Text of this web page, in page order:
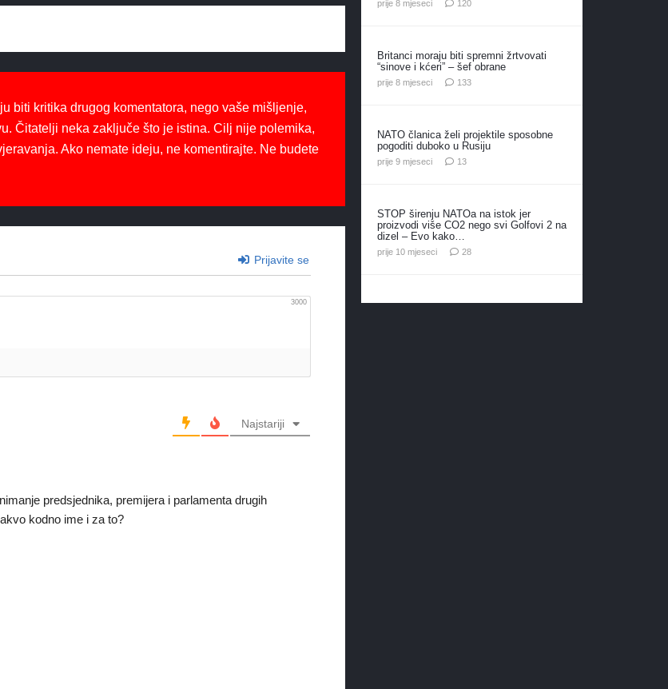
biti kritika drugog komentatora, nego vaše mišljenje,
Čitatelji neka zaključe što je istina. Cilj nije polemika,
Ako nemate ideju, ne komentirajte. Ne budete
Prijavite se
3000
Najstariji
predsjednika, premijera i parlamenta drugih
kodno ime i za to?
prije 8 mjeseci 120komentara
Britanci moraju biti spremni žrtvovati
“sinove i kćeri” – šef obrane
prije 8 mjeseci 133komentara
NATO članica želi projektile sposobne
pogoditi duboko u Rusiju
prije 9 mjeseci 13komentara
STOP širenju NATOa na istok jer
proizvodi više CO2 nego svi Golfovi 2 na
dizel – Evo kako…
prije 10 mjeseci 28komentara